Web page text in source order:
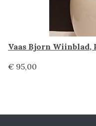
Vaas Bjorn
€ 95,00